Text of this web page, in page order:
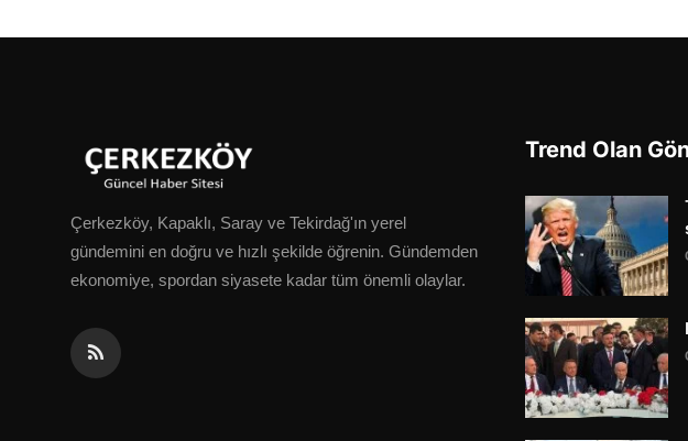
Çerkezköy, Kapaklı, Saray ve Tekirdağ'ın yerel
gündemini en doğru ve hızlı şekilde öğrenin. Gündemden
ekonomiye, spordan siyasete kadar tüm önemli olaylar.
Trend Olan